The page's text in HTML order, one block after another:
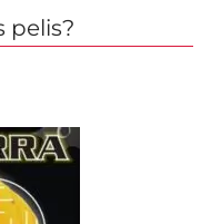
pelis?